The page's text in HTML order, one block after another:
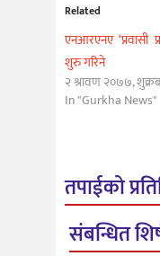
Related
एनआरएनए ‘प्रवासी
शुरु गरिने
२ श्रावण २०७७,
In "Gurkha News"
तपाईको
संबन्धित